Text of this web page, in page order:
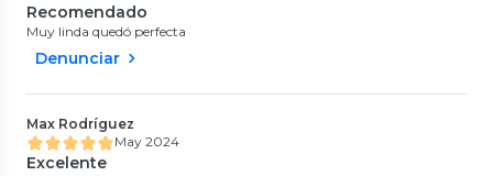
Recomendado
Muy linda quedó perfecta
Denunciar
Max Rodríguez
May 2024
Excelente